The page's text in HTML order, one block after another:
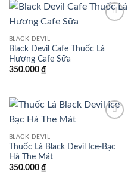
BLACK DEVIL
Black Devil Cafe Thuốc Lá
Hương Cafe Sữa
350.000 ₫
BLACK DEVIL
Thuốc Lá Black Devil Ice-Bạc
Hà The Mát
350.000 ₫